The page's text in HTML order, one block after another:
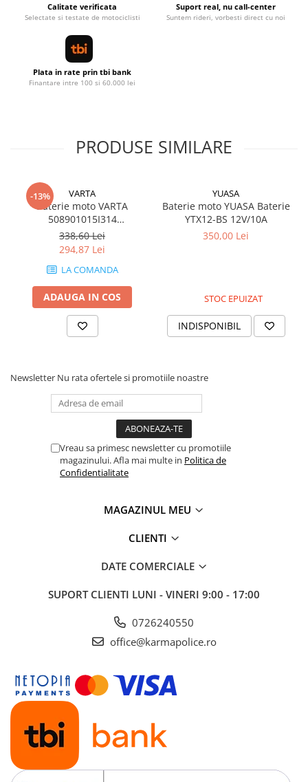
Calitate verificata
Selectate si testate de motociclisti
Suport real, nu call-center
Suntem rideri, vorbesti direct cu noi
Plata in rate prin tbi bank
Finantare intre 100 si 60.000 lei
PRODUSE SIMILARE
-13% VARTA
Baterie moto VARTA
508901015I314
(POWERSPORTS AGM)
338,60 Lei
294,87 Lei
LA COMANDA
ADAUGA IN COS
YUASA
Baterie moto YUASA Baterie
YTX12-BS 12V/10A
350,00 Lei
STOC EPUIZAT
INDISPONIBIL
Newsletter Nu rata ofertele si promotiile noastre
Vreau sa primesc newsletter cu promotiile
magazinului. Afla mai multe in Politica de
Confidentialitate
MAGAZINUL MEU
CLIENTI
DATE COMERCIALE
SUPORT CLIENTI LUNI - VINERI 9:00 - 17:00
0726240550
office@karmapolice.ro